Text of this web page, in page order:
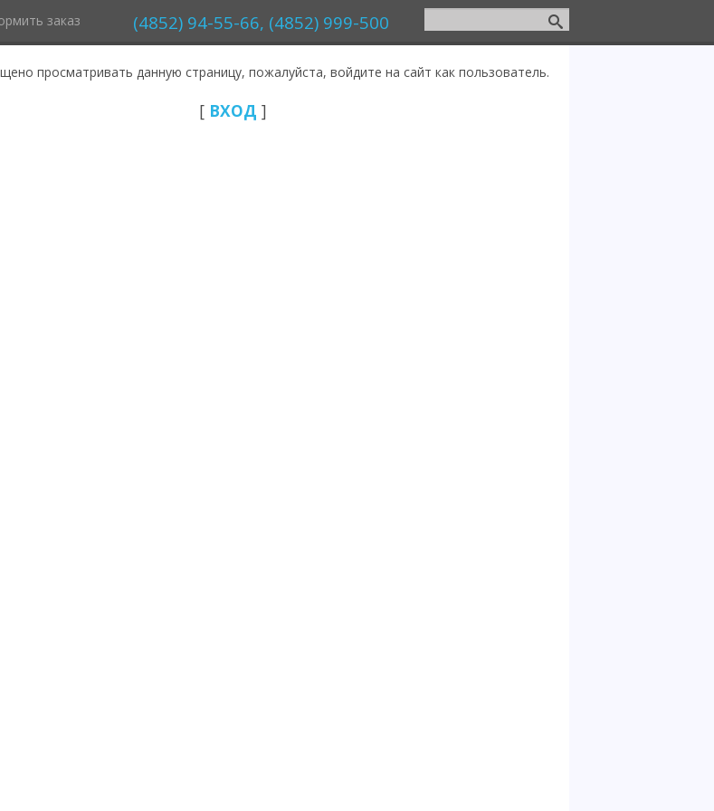
заказ (4852) 94-55-66, (4852) 999-500
просматривать данную страницу, пожалуйста, войдите на сайт как пользователь.
[ ВХОД ]